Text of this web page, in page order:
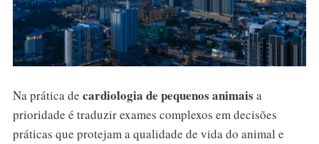
Na prática de cardiologia de pequenos animais a
prioridade é traduzir exames complexos em decisões
práticas que protejam a qualidade de vida do animal e